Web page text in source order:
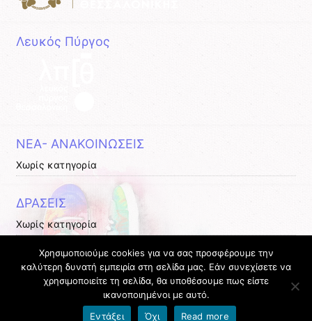
Λευκός Πύργος
ΝΕΑ- ΑΝΑΚΟΙΝΩΣΕΙΣ
Χωρίς κατηγορία
ΔΡΑΣΕΙΣ
Χωρίς κατηγορία
ΕΚΔΗΛΩΣΕΙΣ
Χωρίς κατηγορία
Όροι χρήσης blogs.sch.gr| Δήλωση προσβασιμότητας
Χρησιμοποιούμε cookies για να σας προσφέρουμε την
καλύτερη δυνατή εμπειρία στη σελίδα μας. Εάν συνεχίσετε να
χρησιμοποιείτε τη σελίδα, θα υποθέσουμε πως είστε
ικανοποιημένοι με αυτό.
Εντάξει
Όχι Read more